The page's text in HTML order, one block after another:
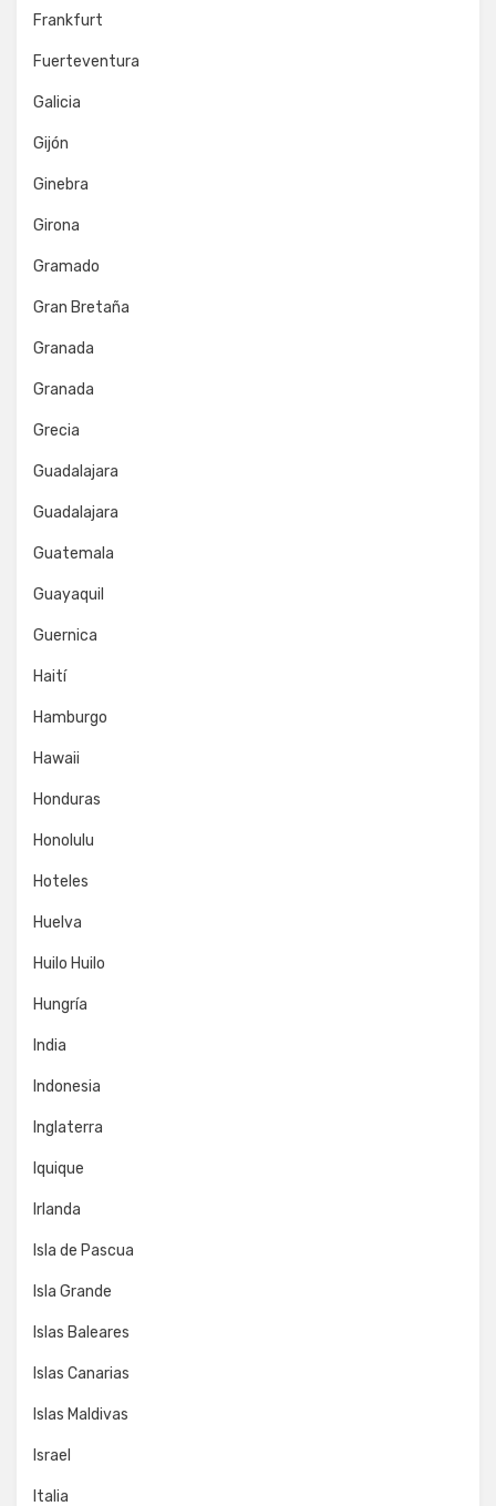
Frankfurt
Fuerteventura
Galicia
Gijón
Ginebra
Girona
Gramado
Gran Bretaña
Granada
Granada
Grecia
Guadalajara
Guadalajara
Guatemala
Guayaquil
Guernica
Haití
Hamburgo
Hawaii
Honduras
Honolulu
Hoteles
Huelva
Huilo Huilo
Hungría
India
Indonesia
Inglaterra
Iquique
Irlanda
Isla de Pascua
Isla Grande
Islas Baleares
Islas Canarias
Islas Maldivas
Israel
Italia